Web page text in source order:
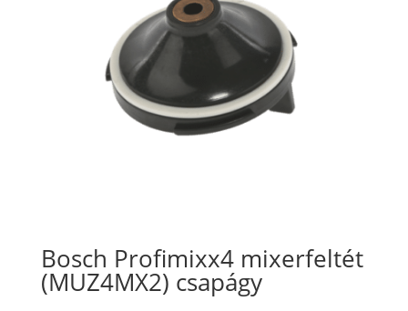
Bosch Profimixx4 mixerfeltét
(MUZ4MX2) csapágy